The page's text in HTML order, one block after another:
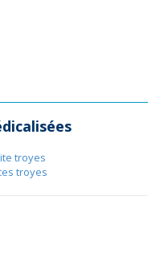
troyes
troyes